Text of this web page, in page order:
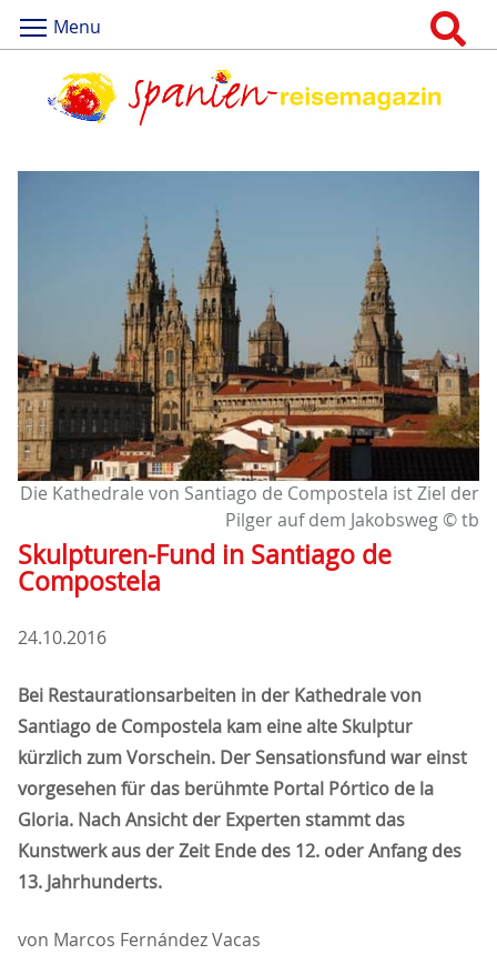
Menu
Die Kathedrale von Santiago de Compostela ist Ziel der
Pilger auf dem Jakobsweg © tb
Skulpturen-Fund in Santiago de
Compostela
24.10.2016
Bei Restaurationsarbeiten in der Kathedrale von
Santiago de Compostela kam eine alte Skulptur
kürzlich zum Vorschein. Der Sensationsfund war einst
vorgesehen für das berühmte Portal Pórtico de la
Gloria. Nach Ansicht der Experten stammt das
Kunstwerk aus der Zeit Ende des 12. oder Anfang des
13. Jahrhunderts.
von Marcos Fernández Vacas